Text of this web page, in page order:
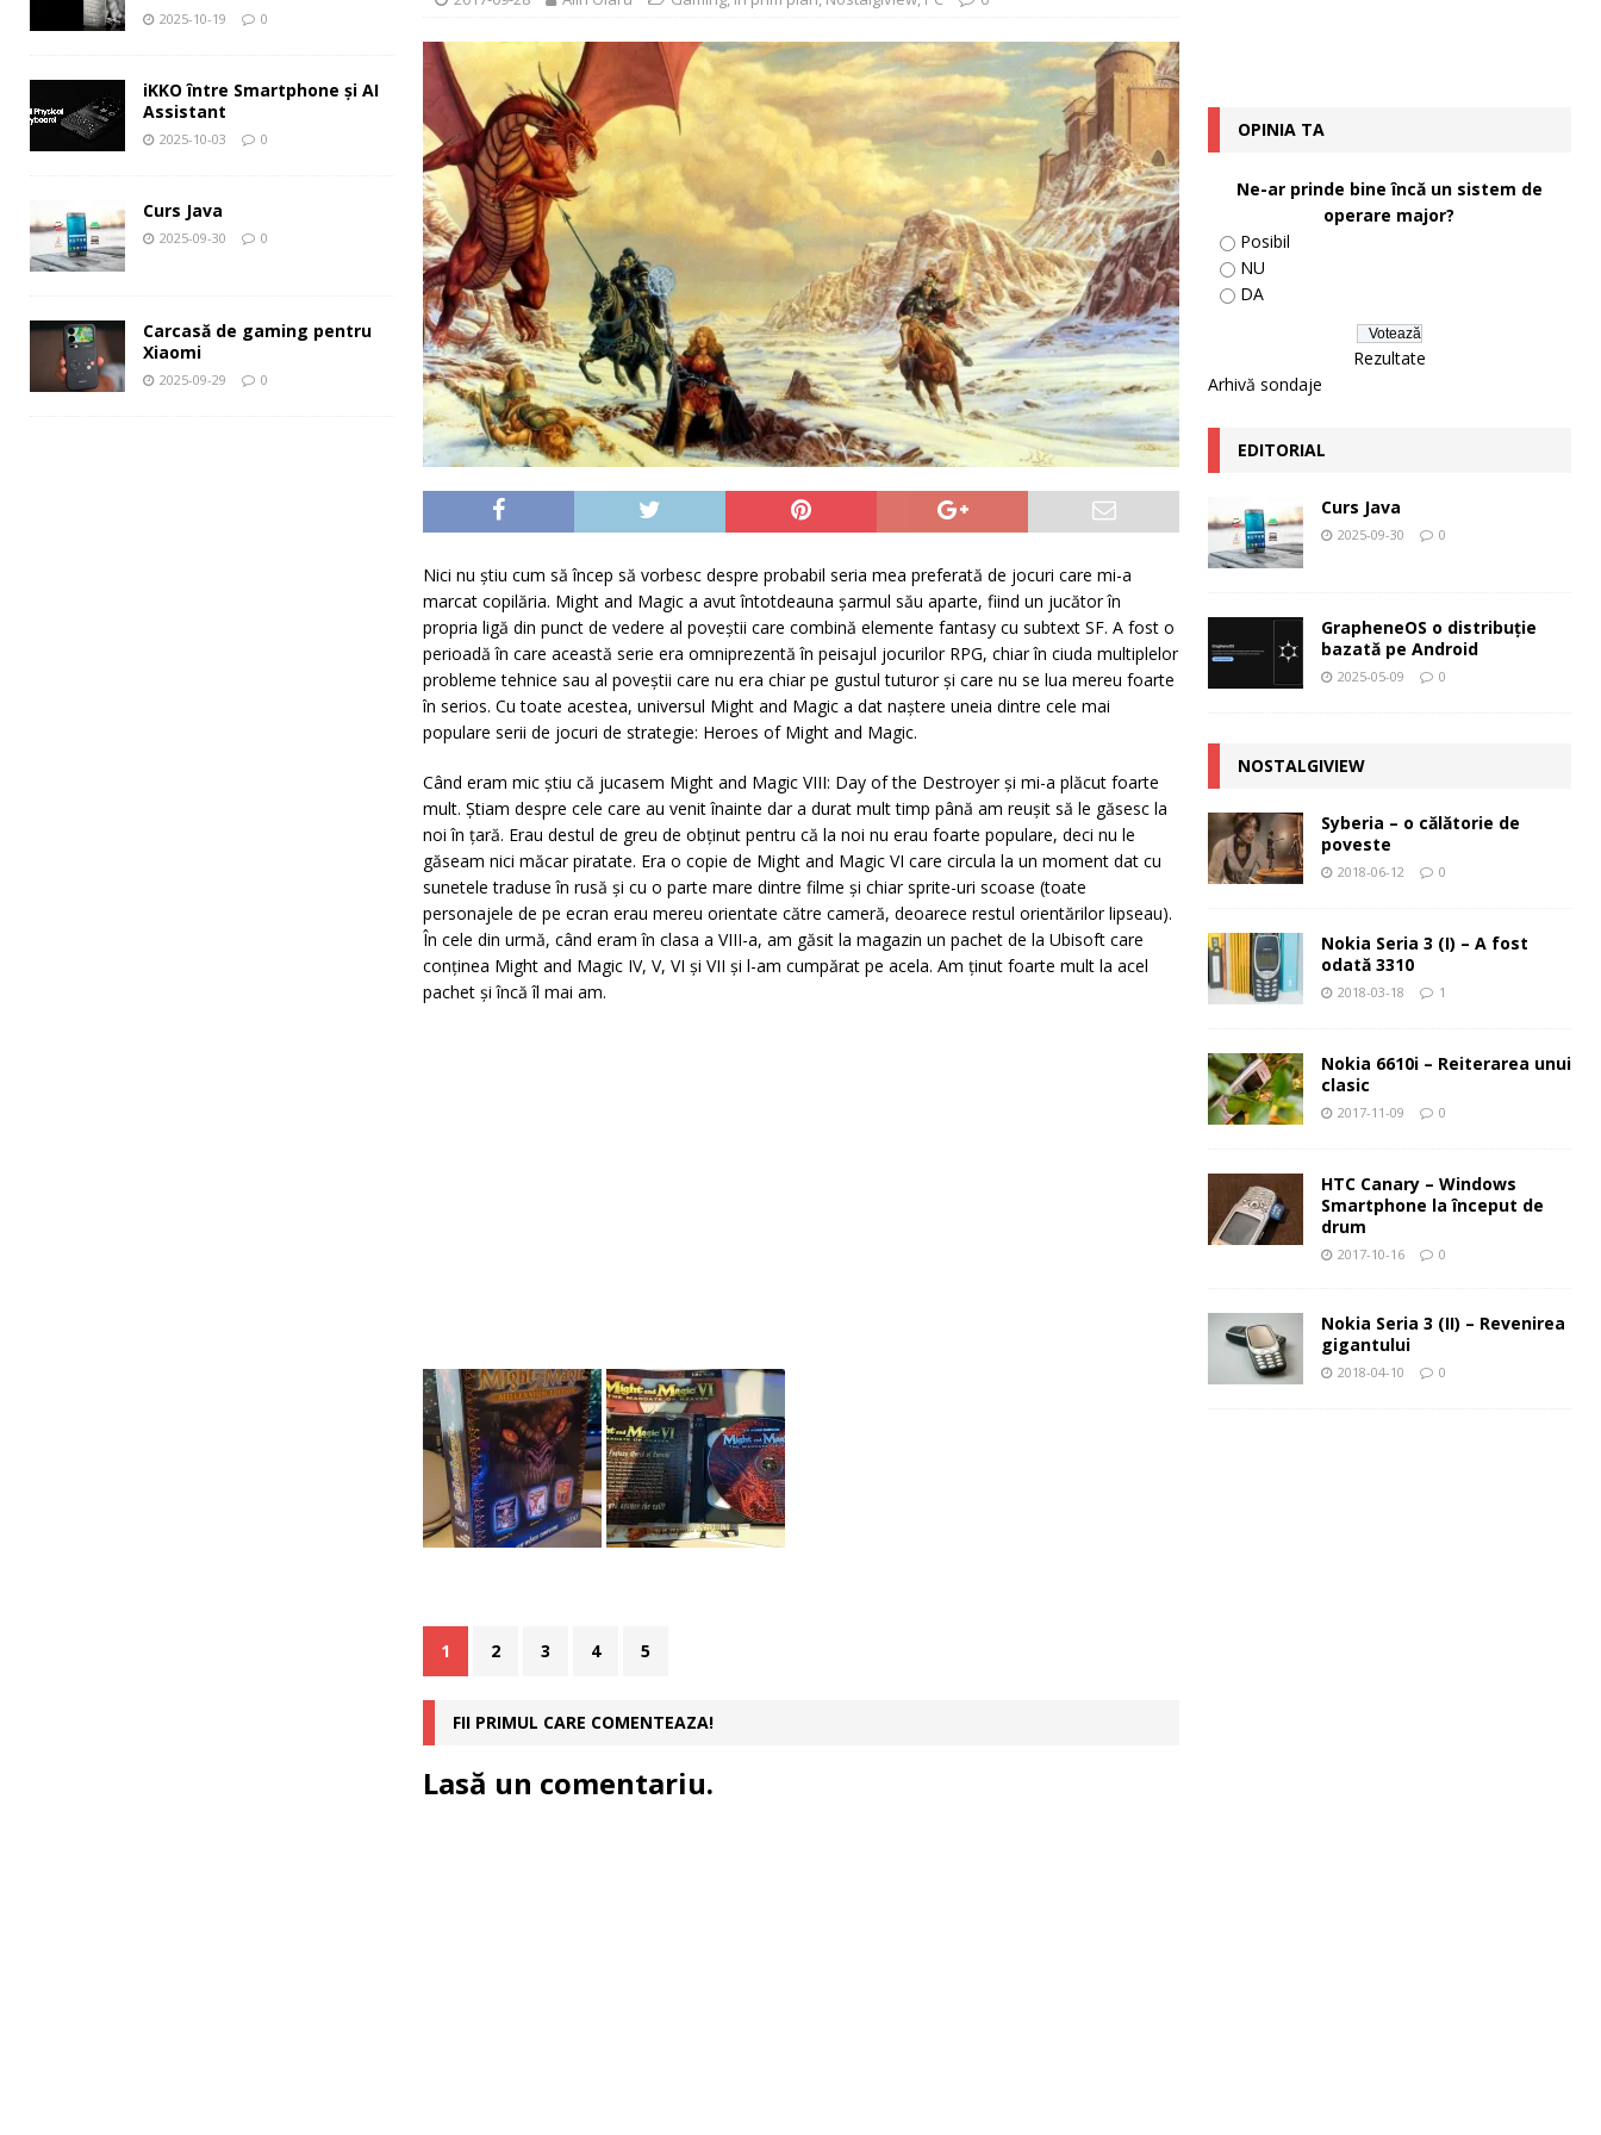
Nici nu ştiu cum să încep să vorbesc despre probabil seria mea preferată de jocuri care mi-a
marcat copilăria. Might and Magic a avut întotdeauna şarmul său aparte, fiind un jucător în
propria ligă din punct de vedere al poveştii care combină elemente fantasy cu subtext SF. A fost o
perioadă în care această serie era omniprezentă în peisajul jocurilor RPG, chiar în ciuda multiplelor
probleme tehnice sau al poveştii care nu era chiar pe gustul tuturor şi care nu se lua mereu foarte
în serios. Cu toate acestea, universul Might and Magic a dat naştere uneia dintre cele mai
populare serii de jocuri de strategie: Heroes of Might and Magic.
Când eram mic ştiu că jucasem Might and Magic VIII: Day of the Destroyer şi mi-a plăcut foarte
mult. Ştiam despre cele care au venit înainte dar a durat mult timp până am reuşit să le găsesc la
noi în ţară. Erau destul de greu de obţinut pentru că la noi nu erau foarte populare, deci nu le
găseam nici măcar piratate. Era o copie de Might and Magic VI care circula la un moment dat cu
sunetele traduse în rusă şi cu o parte mare dintre filme şi chiar sprite-uri scoase (toate
personajele de pe ecran erau mereu orientate către cameră, deoarece restul orientărilor lipseau).
În cele din urmă, când eram în clasa a VIII-a, am găsit la magazin un pachet de la Ubisoft care
conţinea Might and Magic IV, V, VI şi VII şi l-am cumpărat pe acela. Am ţinut foarte mult la acel
pachet şi încă îl mai am.
1 2 3 4 5
FII PRIMUL CARE COMENTEAZA!
Lasă un comentariu.
2025-10-19 0
iKKO între Smartphone și AI
Assistant
2025-10-03 0
Curs Java
2025-09-30 0
Carcasă de gaming pentru
Xiaomi
2025-09-29 0
OPINIA TA
Ne-ar prinde bine încă un sistem de
operare major?
Posibil
NU
DA
Rezultate
Arhivă sondaje
EDITORIAL
Curs Java
2025-09-30 0
GrapheneOS o distribuție
bazată pe Android
2025-05-09 0
NOSTALGIVIEW
Syberia – o călătorie de
poveste
2018-06-12 0
Nokia Seria 3 (I) – A fost
odată 3310
2018-03-18 1
Nokia 6610i – Reiterarea unui
clasic
2017-11-09 0
HTC Canary – Windows
Smartphone la început de
drum
2017-10-16 0
Nokia Seria 3 (II) – Revenirea
gigantului
2018-04-10 0